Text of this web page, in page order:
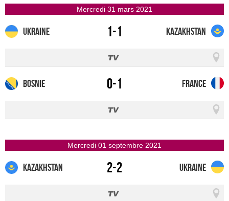
mercredi 31 mars 2021
Ukraine 1-1 Kazakhstan
Bosnie 0-1 France
mercredi 01 septembre 2021
Kazakhstan 2-2 Ukraine